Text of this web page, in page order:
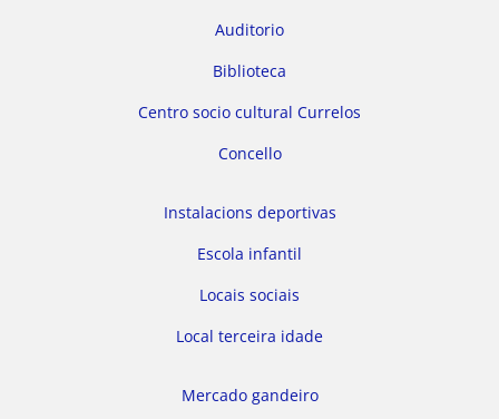
Auditorio
Biblioteca
Centro socio cultural Currelos
Concello
Instalacions deportivas
Escola infantil
Locais sociais
Local terceira idade
Mercado gandeiro